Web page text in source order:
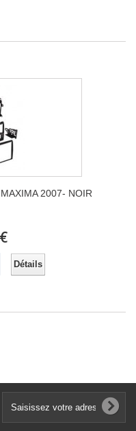
2007- NOIR
Détails